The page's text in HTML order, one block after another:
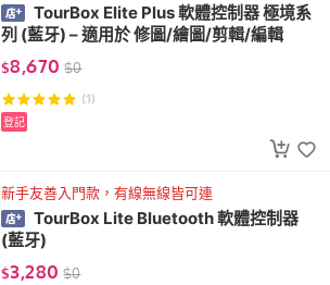
TourBox Elite Plus 軟體控制器 極境系
列 (藍牙) – 適用於 修圖/繪圖/剪輯/編輯
$8,670 $0
(1)
登記
新手友善入門款，有線無線皆可連
TourBox Lite Bluetooth 軟體控制器
(藍牙)
$3,280 $0